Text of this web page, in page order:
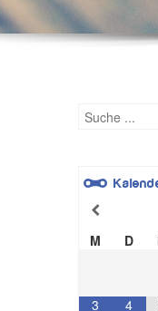
M D
3
4